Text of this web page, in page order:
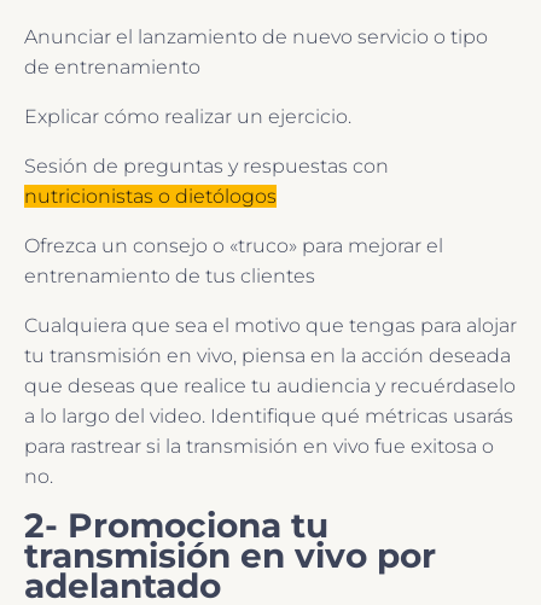
Anunciar el lanzamiento de nuevo servicio o tipo
de entrenamiento
Explicar cómo realizar un ejercicio.
Sesión de preguntas y respuestas con
nutricionistas o dietólogos
Ofrezca un consejo o «truco» para mejorar el
entrenamiento de tus clientes
Cualquiera que sea el motivo que tengas para alojar
tu transmisión en vivo, piensa en la acción deseada
que deseas que realice tu audiencia y recuérdaselo
a lo largo del video. Identifique qué métricas usarás
para rastrear si la transmisión en vivo fue exitosa o
no.
2- Promociona tu
transmisión en vivo por
adelantado